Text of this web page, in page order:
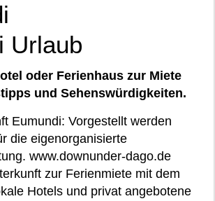
Urlaub
oder Ferienhaus zur Miete
und Sehenswürdigkeiten.
Eumundi: Vorgestellt werden
die eigenorganisierte
www.downunder-dago.de
zur Ferienmiete mit dem
Hotels und privat angebotene